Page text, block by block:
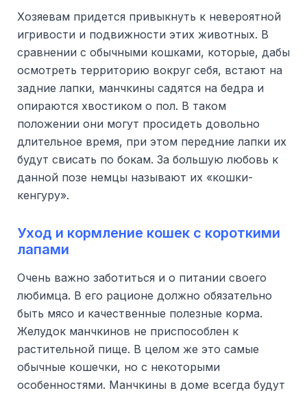
Хозяевам придется привыкнуть к невероятной
игривости и подвижности этих животных. В
сравнении с обычными кошками, которые, дабы
осмотреть территорию вокруг себя, встают на
задние лапки, манчкины садятся на бедра и
опираются хвостиком о пол. В таком
положении они могут просидеть довольно
длительное время, при этом передние лапки их
будут свисать по бокам. За большую любовь к
данной позе немцы называют их «кошки-
кенгуру».
Уход и кормление кошек с короткими
лапами
Очень важно заботиться и о питании своего
любимца. В его рационе должно обязательно
быть мясо и качественные полезные корма.
Желудок манчкинов не приспособлен к
растительной пище. В целом же это самые
обычные кошечки, но с некоторыми
особенностями. Манчкины в доме всегда будут